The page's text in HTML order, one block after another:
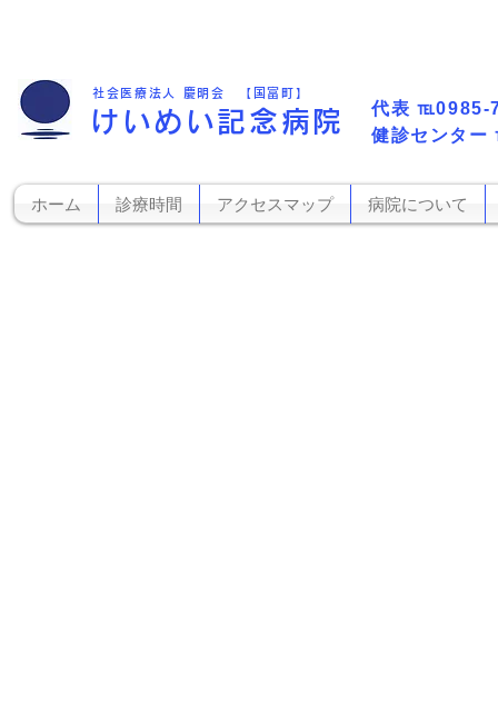
​健診センター
社会医療法人 慶明会 【国富町】
けいめい記念病院 代表​ ℡0985-
ホーム 診療時間 アクセスマップ 病院について